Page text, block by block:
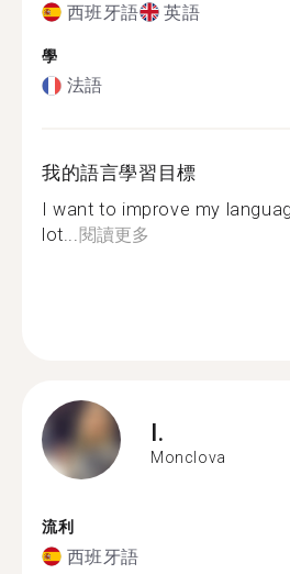
西班牙語 英語
學
法語
我的語言學習目標
I want to improve my
lot...閱讀更多
I.
Monclova
流利
西班牙語